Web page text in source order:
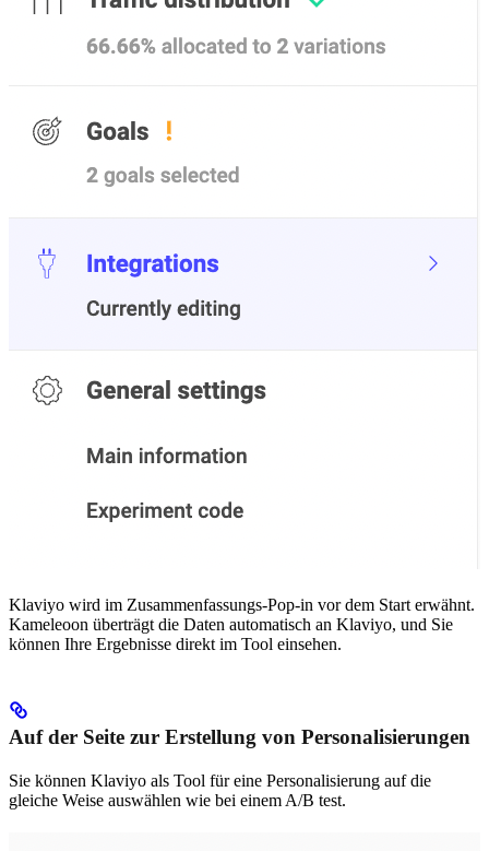
Klaviyo wird im Zusammenfassungs-Pop-in vor dem Start erwähnt.
Kameleoon überträgt die Daten automatisch an Klaviyo, und Sie
können Ihre Ergebnisse direkt im Tool einsehen.
Auf der Seite zur Erstellung von Personalisierungen
Sie können Klaviyo als Tool für eine Personalisierung auf die
gleiche Weise auswählen wie bei einem A/B test.